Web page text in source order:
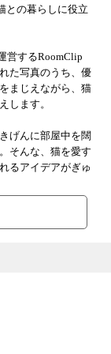
との暮らしに役立
営するRoomClip
た写真のうち、優
まじえながら、猫
します。
げんに部屋中を闊
そんな、猫を愛す
るアイデアがぎゅ